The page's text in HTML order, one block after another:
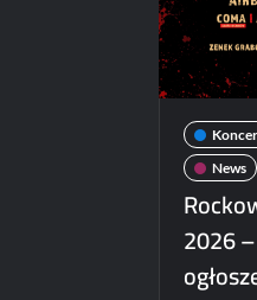
News
2026